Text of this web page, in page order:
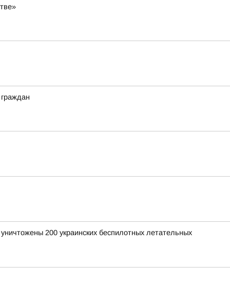
200 украинских беспилотных летательных